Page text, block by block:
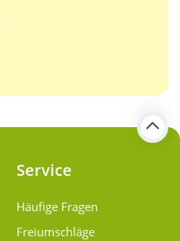
Service
Häufige Fragen
Freiumschläge